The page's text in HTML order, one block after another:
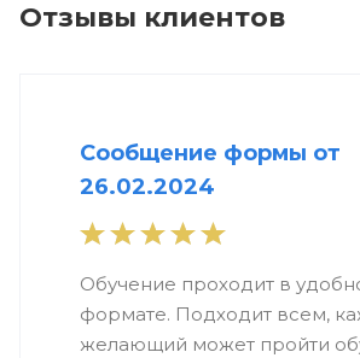
Отзывы клиентов
Сообщение формы от
26.02.2024
Обучение проходит в
формате. Подходит всем,
желающий может пройти